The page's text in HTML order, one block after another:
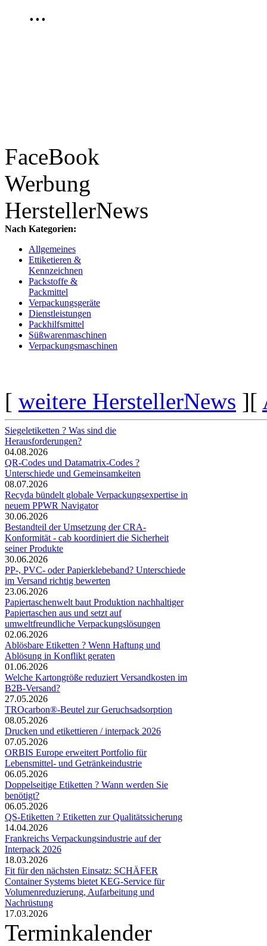
...
FaceBook
Werbung
HerstellerNews
Nach Kategorien:
Allgemeines
Ettiketieren &
Kennzeichnen
Packstoffe &
Packmittel
Verpackungsgeräte
Dienstleistungen
Packhilfsmittel
Süßwarenmaschinen
Verpackungsmaschinen
[ weitere HerstellerNews ][
Siegeletiketten ? Was sind die
Herausforderungen?
04.08.2026
QR-Codes und Datamatrix-Codes ?
Unterschiede und Gemeinsamkeiten
08.07.2026
Recyda bündelt globale Verpackungsexpertise in
neuem PPWR Navigator
30.06.2026
Bestandteil der Umsetzung der CRA-
Konformität - cab koordiniert die Sicherheit
seiner Produkte
30.06.2026
PP-, PVC- oder Papierklebeband? Unterschiede
im Versand richtig bewerten
23.06.2026
Papiertaschenwelt baut Produktion nachhaltiger
Papiertaschen aus und setzt auf
umweltfreundliche Verpackungslösungen
02.06.2026
Ablösbare Etiketten ? Wenn Haftung und
Ablösung in Konflikt geraten
01.06.2026
Welche Kartongröße reduziert Versandkosten im
B2B-Versand?
27.05.2026
TROcarbon®-Beutel zur Geruchsadsorption
08.05.2026
Drucken und etikettieren / interpack 2026
07.05.2026
ORBIS Europe erweitert Portfolio für
Lebensmittel- und Getränkeindustrie
06.05.2026
Doppelseitige Etiketten ? Wann werden Sie
benötigt?
06.05.2026
QS-Etiketten ? Etiketten zur Qualitätssicherung
14.04.2026
Frankreichs Verpackungsindustrie auf der
Interpack 2026
18.03.2026
Fit für den nächsten Einsatz: SCHÄFER
Container Systems bietet KEG-Service für
Volumenreduzierung, Aufarbeitung und
Nachrüstung
17.03.2026
Terminkalender